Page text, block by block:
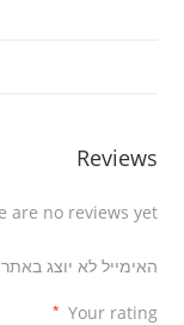
Reviews
are no reviews yet.
האימייל לא יוצג
Your rating
*